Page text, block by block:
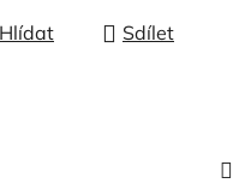
Hlídat Sdílet